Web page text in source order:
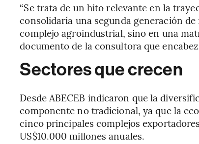
“Se trata de un hito relevante en la
consolidaría una segunda generación
complejo agroindustrial, sino en una
documento de la consultora que
Sectores que crecen
Desde ABECEB indicaron que la
componente no tradicional, ya que la
cinco principales complejos
US$10.000 millones anuales.